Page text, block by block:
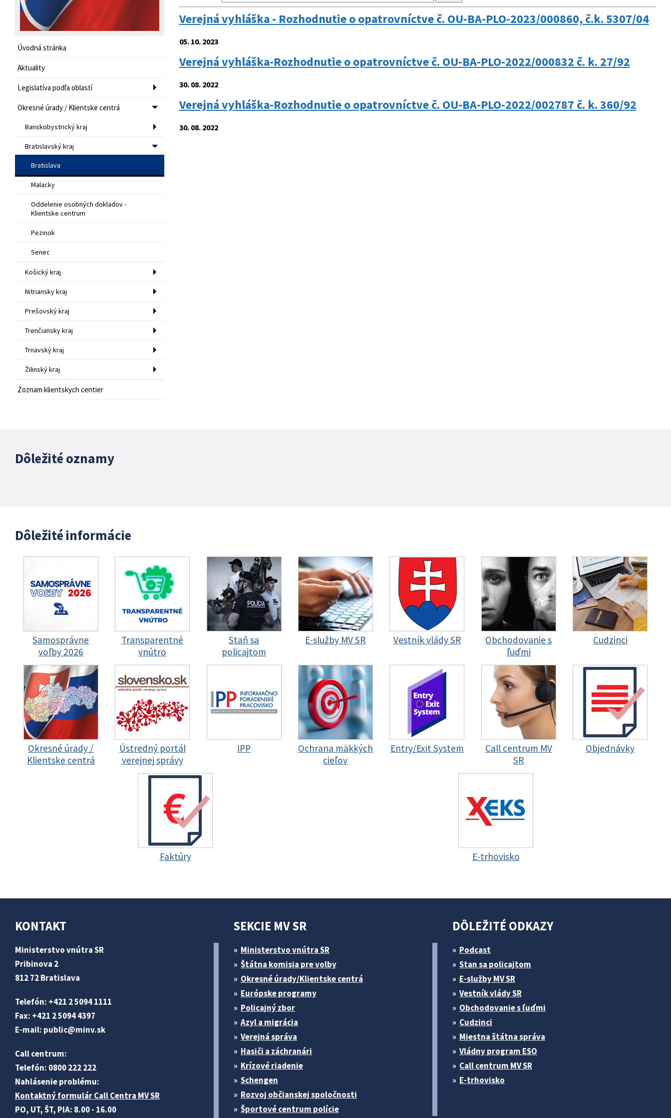
Úvodná stránka
Aktuality
Legislatíva podľa oblastí
Okresné úrady / Klientske centrá
Banskobystrický kraj
Bratislavský kraj
Bratislava
Malacky
Oddelenie osobných dokladov -
Klientske centrum
Pezinok
Senec
Košický kraj
Nitriansky kraj
Prešovský kraj
Trenčiansky kraj
Trnavský kraj
Žilinský kraj
Zoznam klientskych centier
Verejná vyhláška - Rozhodnutie o opatrovníctve č. OU-BA-PLO-2023/000860, č.k. 5307/04
05. 10. 2023
Verejná vyhláška-Rozhodnutie o opatrovníctve č. OU-BA-PLO-2022/000832 č. k. 27/92
30. 08. 2022
Verejná vyhláška-Rozhodnutie o opatrovníctve č. OU-BA-PLO-2022/002787 č. k. 360/92
30. 08. 2022
Dôležité oznamy
Dôležité informácie
Samosprávne
voľby 2026
Transparentné
vnútro
Staň sa
policajtom
E-služby MV SR Vestník vlády SR
Obchodovanie s
ľuďmi
Cudzinci
Okresné úrady /
Klientske centrá
Ústredný portál
verejnej správy
IPP
Ochrana mäkkých
cieľov
Entry/Exit System
Call centrum MV
SR
Objednávky
Faktúry E-trhovisko
KONTAKT
Ministerstvo vnútra SR
Pribinova 2
812 72 Bratislava
Telefón: +421 2 5094 1111
Fax: +421 2 5094 4397
E-mail: public@minv.sk
Call centrum:
Telefón: 0800 222 222
Nahlásenie problému:
Kontaktný formulár Call Centra MV SR
PO, UT, ŠT, PIA: 8.00 - 16.00
SEKCIE MV SR
Ministerstvo vnútra SR
Štátna komisia pre volby
Okresné úrady/Klientske centrá
Európske programy
Policajný zbor
Azyl a migrácia
Verejná správa
Hasiči a záchranári
Krízové riadenie
Schengen
Rozvoj občianskej spoločnosti
Športové centrum polície
DÔLEŽITÉ ODKAZY
Podcast
Stan sa policajtom
E-služby MV SR
Vestník vlády SR
Obchodovanie s ľuďmi
Cudzinci
Miestna štátna správa
Vládny program ESO
Call centrum MV SR
E-trhovisko